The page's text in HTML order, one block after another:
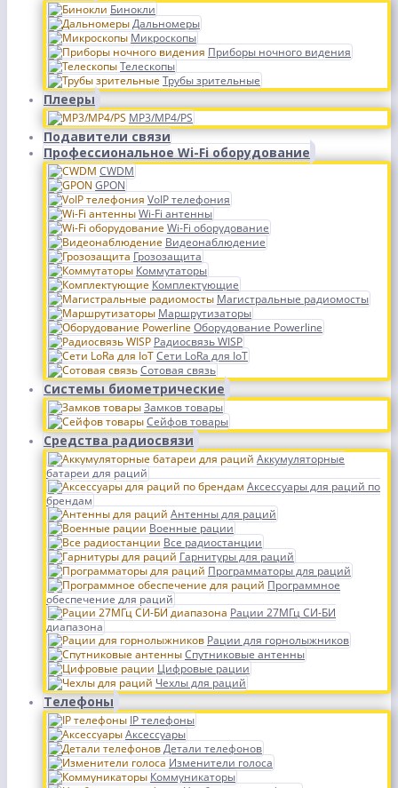
Бинокли
Дальномеры
Микроскопы
Приборы ночного видения
Телескопы
Трубы зрительные
Плееры
MP3/MP4/PS
Подавители связи
Профессиональное Wi-Fi оборудование
CWDM
GPON
VoIP телефония
Wi-Fi антенны
Wi-Fi оборудование
Видеонаблюдение
Грозозащита
Коммутаторы
Комплектующие
Магистральные радиомосты
Маршрутизаторы
Оборудование Powerline
Радиосвязь WISP
Сети LoRa для IoT
Сотовая связь
Системы биометрические
Замков товары
Сейфов товары
Средства радиосвязи
Аккумуляторные
батареи для раций
Аксессуары для раций по
брендам
Антенны для раций
Военные рации
Все радиостанции
Гарнитуры для раций
Программаторы для раций
Программное
обеспечение для раций
Рации 27МГц СИ-БИ
диапазона
Рации для горнолыжников
Спутниковые антенны
Цифровые рации
Чехлы для раций
Телефоны
IP телефоны
Аксессуары
Детали телефонов
Изменители голоса
Коммуникаторы